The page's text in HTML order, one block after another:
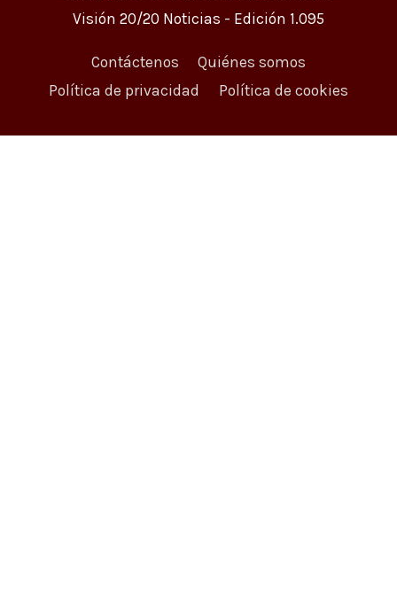
Visión 20/20 Noticias - Edición 1.095
Contáctenos
Quiénes somos
Política de privacidad
Política de cookies